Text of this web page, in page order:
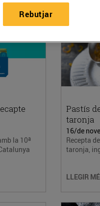
la 10ª
Pastís
taronja
16/de
Recepta
taronja,
LLEGIR
Rebutjar